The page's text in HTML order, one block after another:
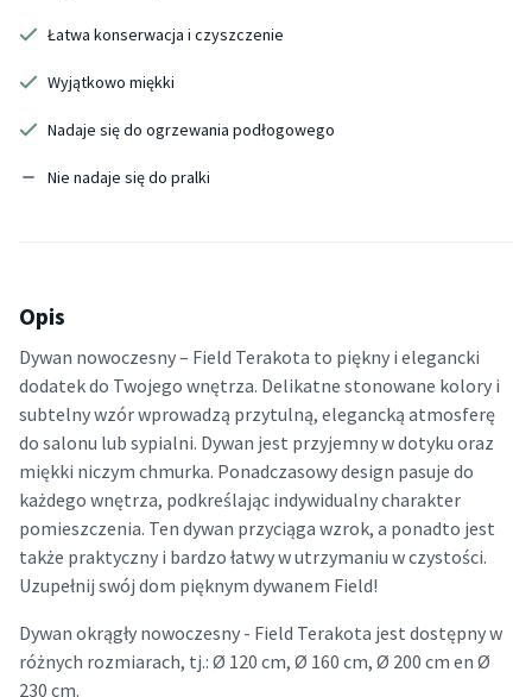
Łatwa konserwacja i czyszczenie
Wyjątkowo miękki
Nadaje się do ogrzewania podłogowego
Nie nadaje się do pralki
Opis
Dywan nowoczesny – Field Terakota to piękny i elegancki
dodatek do Twojego wnętrza. Delikatne stonowane kolory i
subtelny wzór wprowadzą przytulną, elegancką atmosferę
do salonu lub sypialni. Dywan jest przyjemny w dotyku oraz
miękki niczym chmurka. Ponadczasowy design pasuje do
każdego wnętrza, podkreślając indywidualny charakter
pomieszczenia. Ten dywan przyciąga wzrok, a ponadto jest
także praktyczny i bardzo łatwy w utrzymaniu w czystości.
Uzupełnij swój dom pięknym dywanem Field!
Dywan okrągły nowoczesny - Field Terakota jest dostępny w
różnych rozmiarach, tj.: Ø 120 cm, Ø 160 cm, Ø 200 cm en Ø
230 cm.